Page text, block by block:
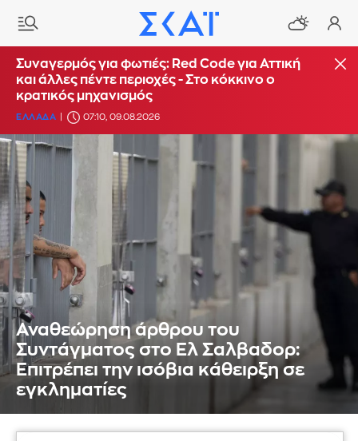
Συναγερμός για φωτιές: Red Code για Αττική
και άλλες πέντε περιοχές - Στο κόκκινο ο
κρατικός μηχανισμός
ΕΛΛΑΔΑ 07:10, 09.08.2026
Αναθεώρηση άρθρου του
Συντάγματος στο Ελ Σαλβαδορ:
Επιτρέπει την ισόβια κάθειρξη σε
εγκληματίες